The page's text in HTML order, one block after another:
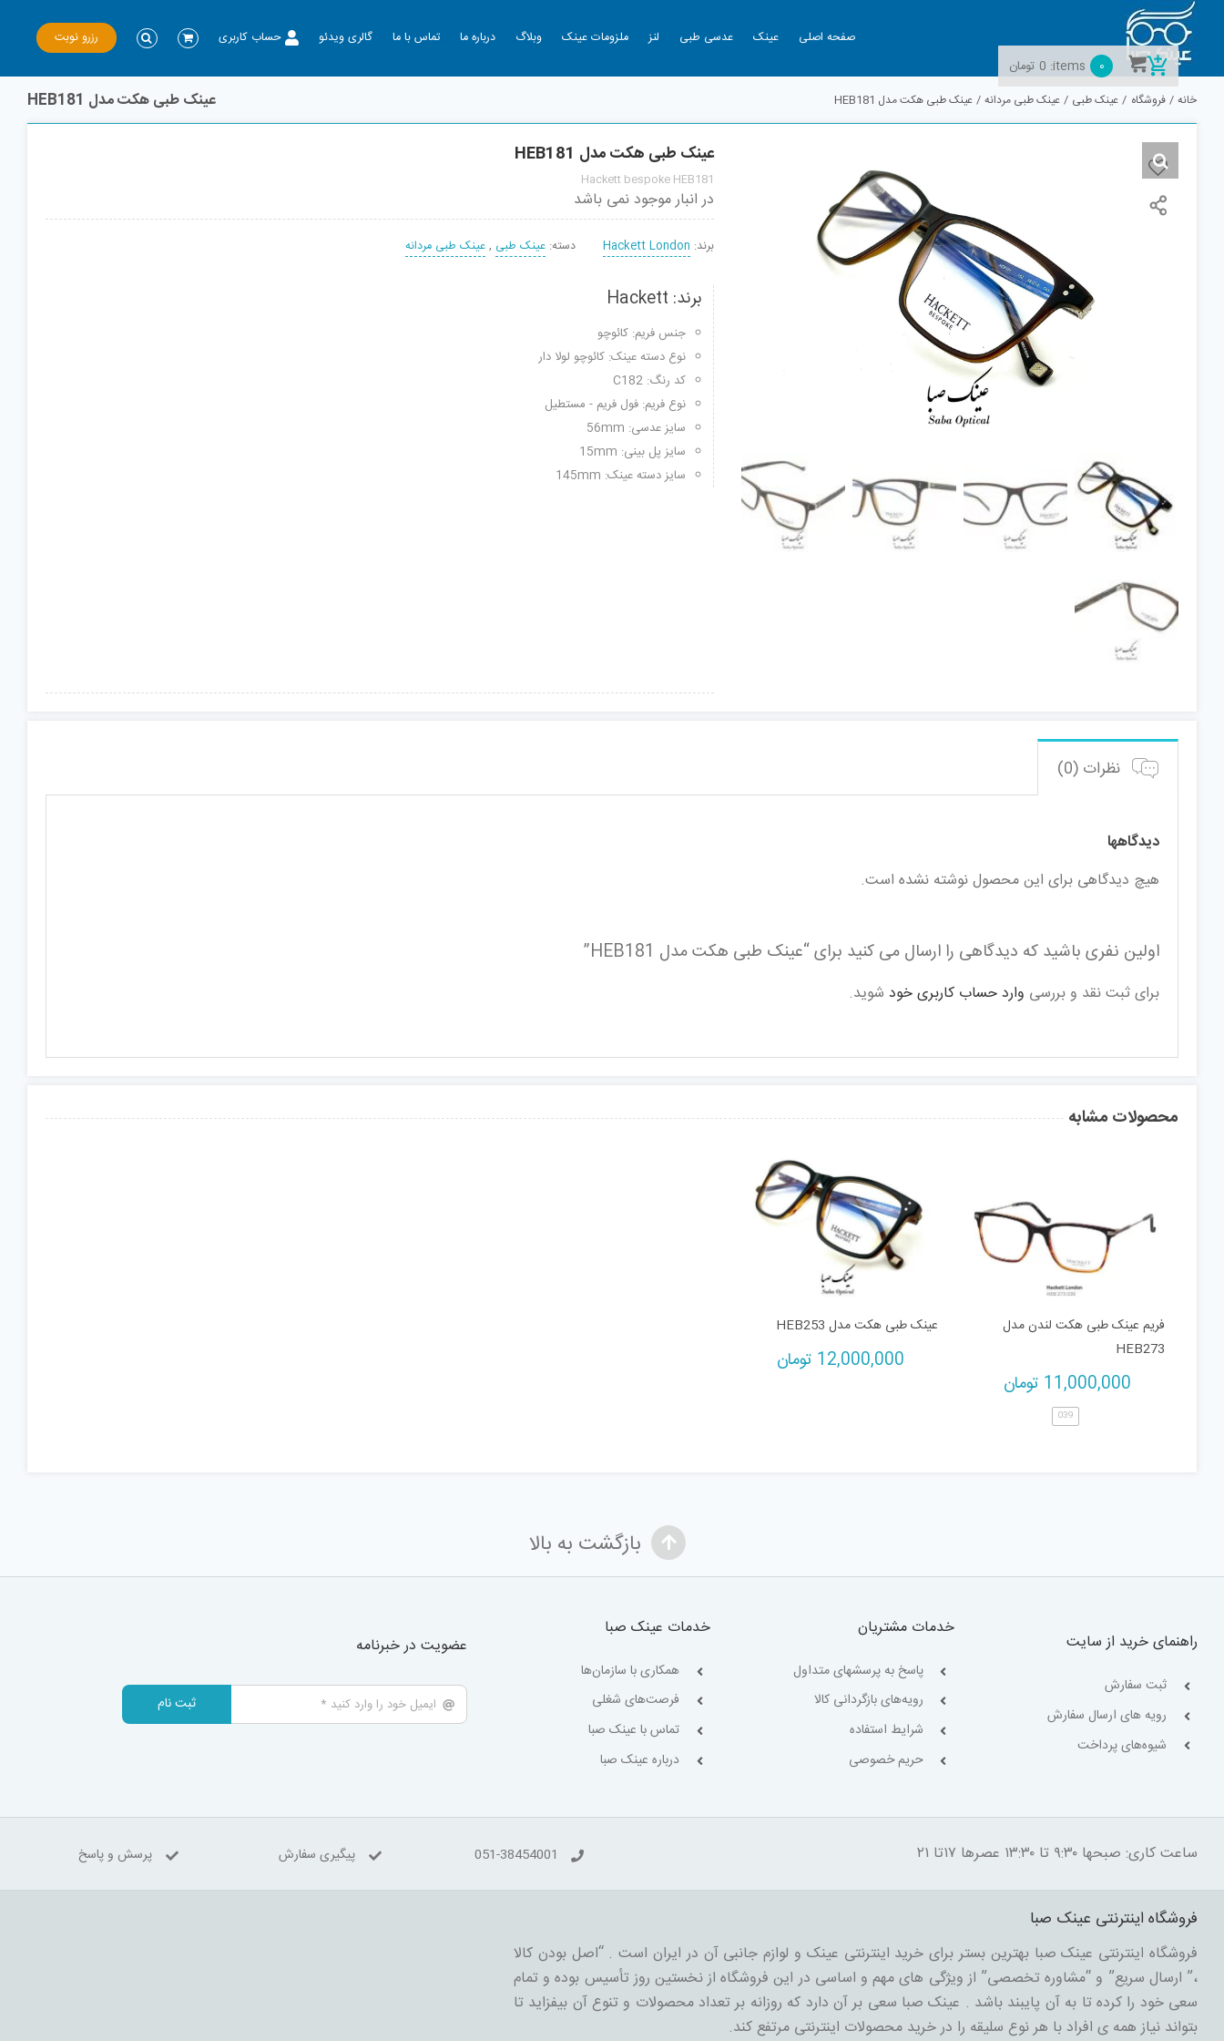
Skip
content
صفحه اصلی عینک عدسی طبی لنز ملزومات عینک وبلاگ درباره ما تماس با ما گالری ویدئو حساب کاربری رزرو نوبت
عینک طبی هکت مدل HEB181 خانه فروشگاه عینک طبی عینک طبی مردانه عینک طبی هکت مدل HEB181
عینک طبی هکت مدل HEB181
Hackett bespoke HEB181
در انبار موجود نمی باشد
برند: Hackett London دسته: عینک طبی ,عینک طبی مردانه
برند: Hackett
جنس فریم: کائوچو
نوع دسته عینک: کائوچو لولا دار
کد رنگ: C182
نوع فریم: فول فریم - مستطیل
سایز عدسی: 56mm
سایز پل بینی: 15mm
سایز دسته عینک: 145mm
نظرات (0)
دیدگاهها
هیچ دیدگاهی برای این محصول نوشته نشده است.
اولین نفری باشید که دیدگاهی را ارسال می کنید برای “عینک طبی هکت مدل HEB181”
برای ثبت نقد و بررسی وارد حساب کاربری خود شوید.
محصولات مشابه
فریم عینک طبی هکت لندن مدل
HEB273
11,000,000 تومان
039
عینک طبی هکت مدل HEB253
12,000,000 تومان
بازگشت به بالا
راهنمای خرید از سایت
ثبت سفارش
رویه های ارسال سفارش
شیوه‌های پرداخت
خدمات مشتریان
پاسخ به پرسشهای متداول
رویه‌های بازگردانی کالا
شرایط استفاده
حریم خصوصی
خدمات عینک صبا
همکاری با سازمان‌ها
فرصت‌های شغلی
تماس با عینک صبا
درباره عینک صبا
عضویت در خبرنامه
ثبت نام
ساعت کاری: صبحها ۹:۳۰ تا ۱۳:۳۰ عصرها ۱۷تا ۲۱ 051-38454001 پیگیری سفارش پرسش و پاسخ
فروشگاه اینترنتی عینک صبا
فروشگاه اینترنتی عینک صبا بهترین بستر برای خرید اینترنتی عینک و لوازم جانبی آن در ایران است . “اصل بودن کالا
،” ارسال سریع” و “مشاوره تخصصی” از ویژگی های مهم و اساسی در این فروشگاه از نخستین روز تأسیس بوده و تمام
سعی خود را کرده تا به آن پایبند باشد . عینک صبا سعی بر آن دارد که روزانه بر تعداد محصولات و تنوع آن بیفزاید تا
بتواند نیاز همه ی افراد با هر نوع سلیقه را در خرید محصولات اینترنتی مرتفع کند.
0
items:
0 تومان